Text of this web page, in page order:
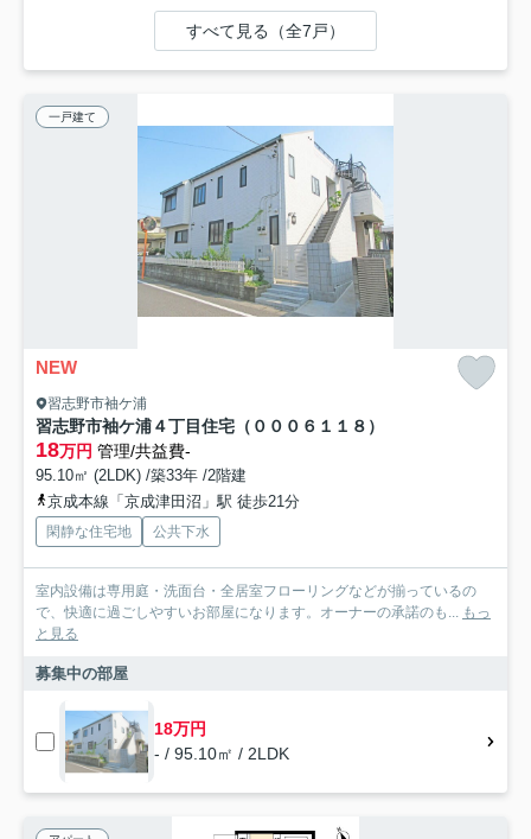
すべて見る（全7戸）
一戸建て
NEW
習志野市袖ケ浦
習志野市袖ケ浦４丁目住宅（０００６１１８）
18万円 管理/共益費-
95.10㎡ (2LDK) /築33年 /2階建
京成本線「京成津田沼」駅 徒歩21分
閑静な住宅地 公共下水
室内設備は専用庭・洗面台・全居室フローリングなどが揃っているの
で、快適に過ごしやすいお部屋になります。オーナーの承諾のも... もっ
と見る
募集中の部屋
18万円
- / 95.10㎡ / 2LDK